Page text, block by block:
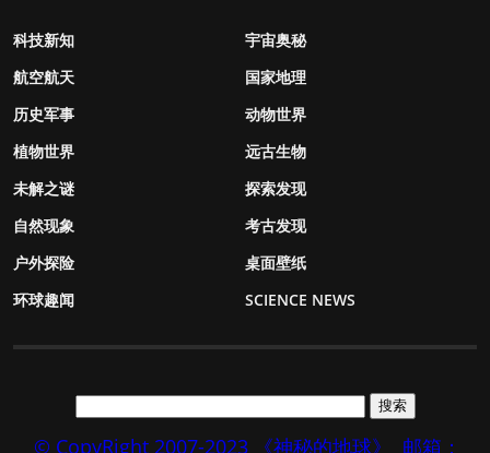
科技新知
宇宙奥秘
航空航天
国家地理
历史军事
动物世界
植物世界
远古生物
未解之谜
探索发现
自然现象
考古发现
户外探险
桌面壁纸
环球趣闻
SCIENCE NEWS
© CopyRight 2007-2023 《神秘的地球》 邮箱：